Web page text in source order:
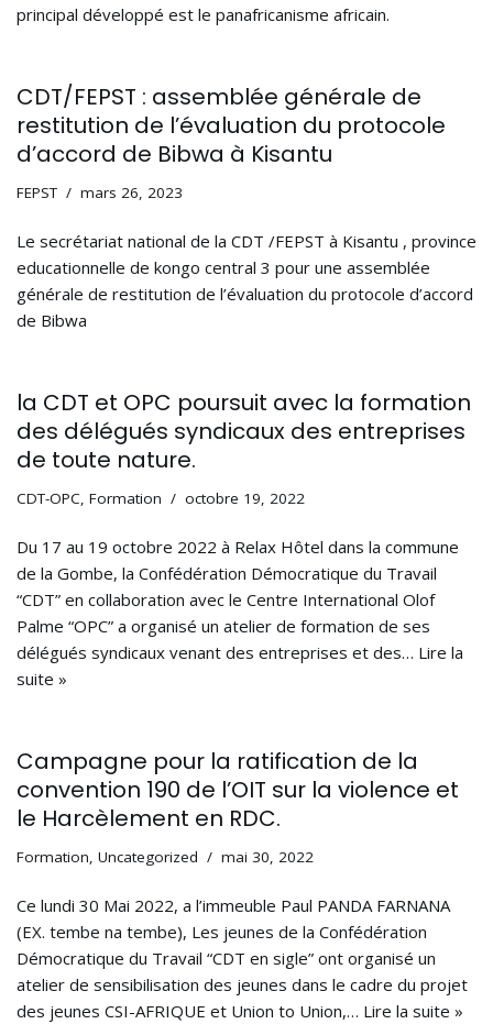
principal développé est le panafricanisme africain.
CDT/FEPST : assemblée générale de
restitution de l’évaluation du protocole
d’accord de Bibwa à Kisantu
FEPST mars 26, 2023
Le secrétariat national de la CDT /FEPST à Kisantu , province
educationnelle de kongo central 3 pour une assemblée
générale de restitution de l’évaluation du protocole d’accord
de Bibwa
la CDT et OPC poursuit avec la formation
des délégués syndicaux des entreprises
de toute nature.
CDT-OPC, Formation octobre 19, 2022
Du 17 au 19 octobre 2022 à Relax Hôtel dans la commune
de la Gombe, la Confédération Démocratique du Travail
“CDT” en collaboration avec le Centre International Olof
Palme “OPC” a organisé un atelier de formation de ses
délégués syndicaux venant des entreprises et des… Lire la
suite »
Campagne pour la ratification de la
convention 190 de l’OIT sur la violence et
le Harcèlement en RDC.
Formation, Uncategorized mai 30, 2022
Ce lundi 30 Mai 2022, a l’immeuble Paul PANDA FARNANA
(EX. tembe na tembe), Les jeunes de la Confédération
Démocratique du Travail “CDT en sigle” ont organisé un
atelier de sensibilisation des jeunes dans le cadre du projet
des jeunes CSI-AFRIQUE et Union to Union,… Lire la suite »